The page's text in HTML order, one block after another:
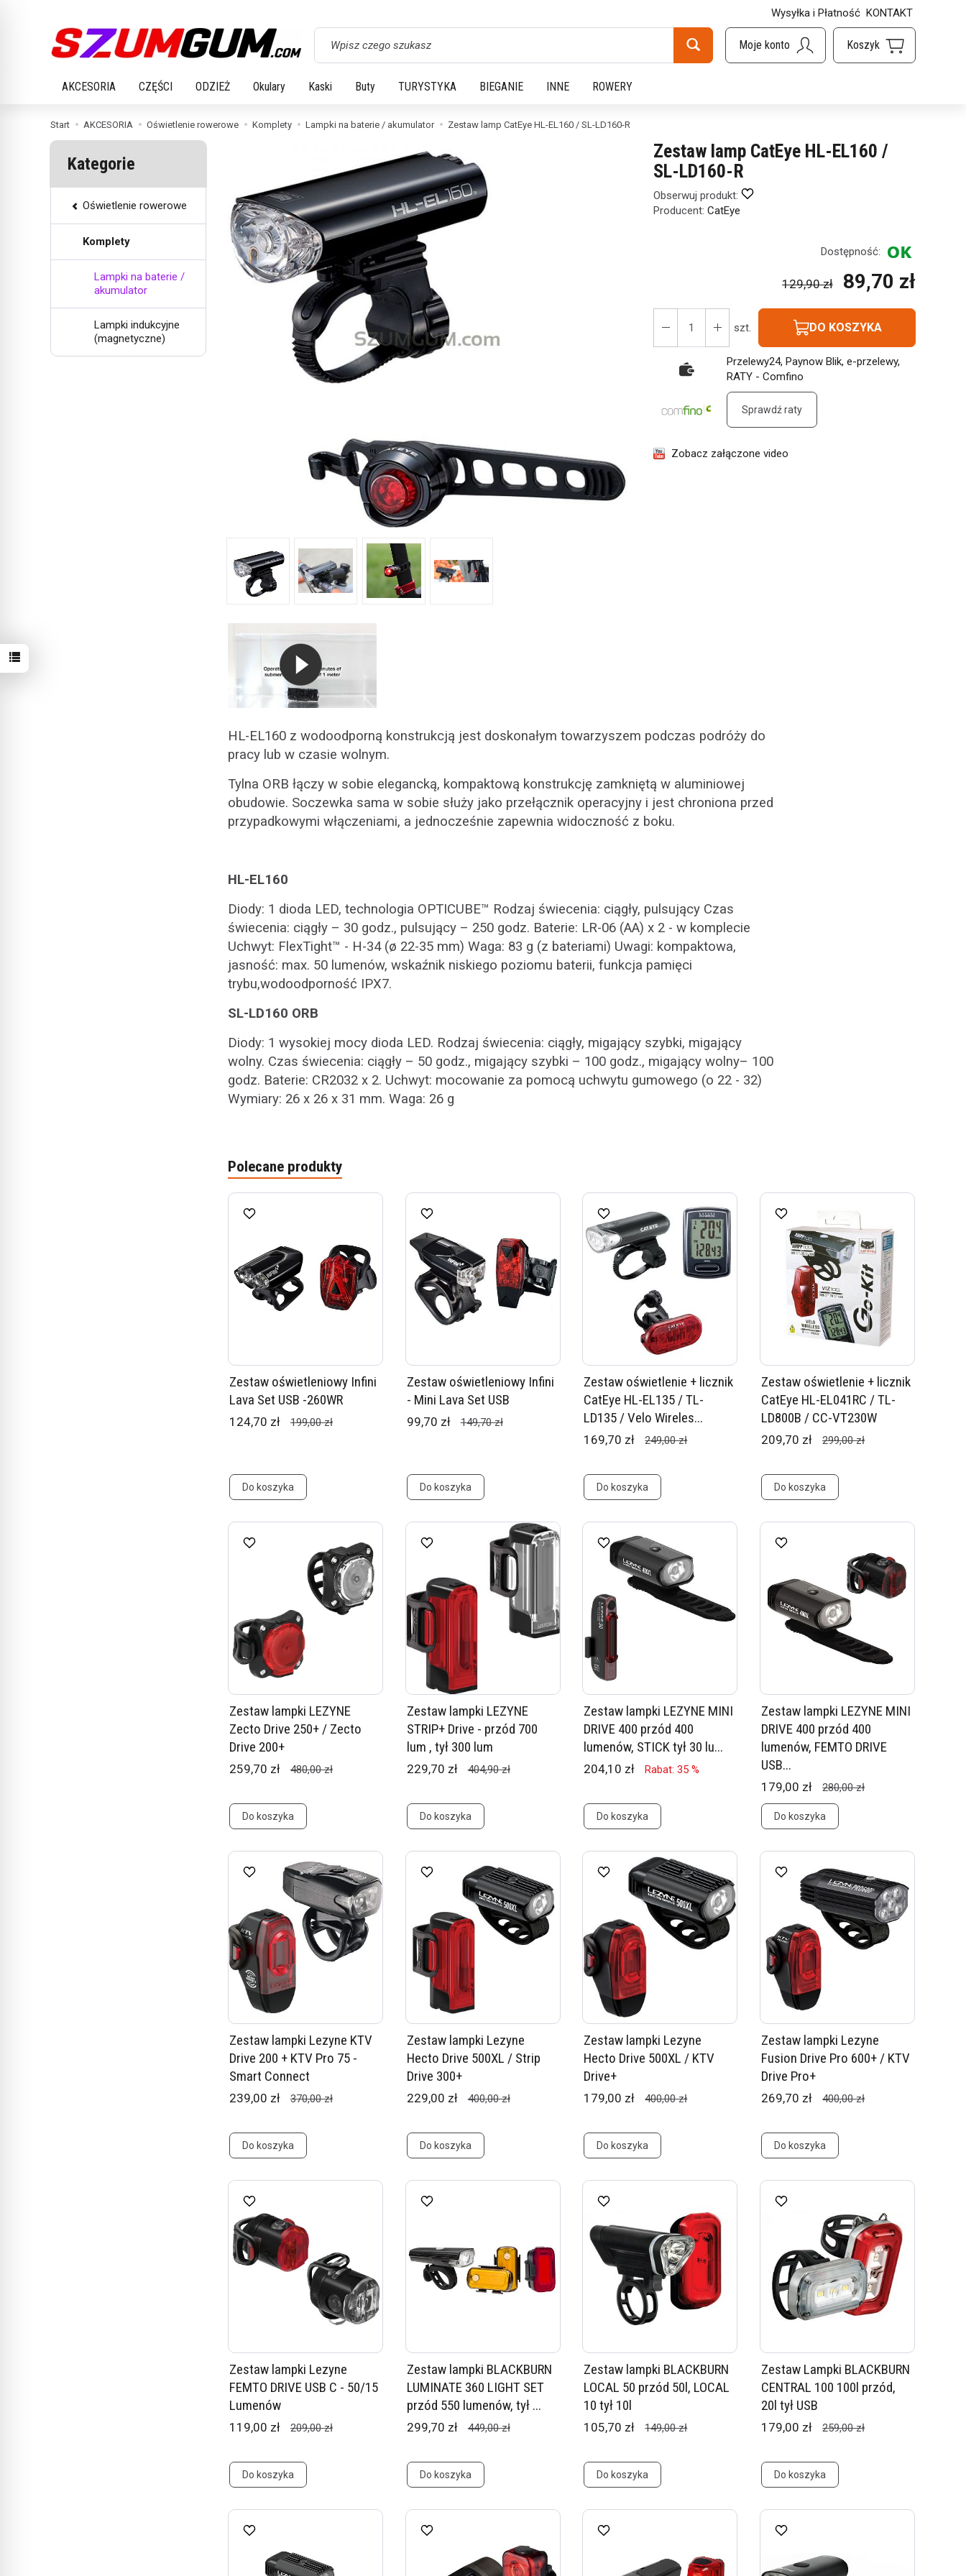
Wysyłka i Płatność KONTAKT
Wyszukaj
AKCESORIA CZĘŚCI ODZIEŻ Okulary Kaski Buty TURYSTYKA BIEGANIE INNE ROWERY
Start AKCESORIA Oświetlenie rowerowe Komplety Lampki na baterie / akumulator Zestaw lamp CatEye HL-EL160 / SL-LD160-R
Zestaw lamp CatEye HL-EL160 /
SL-LD160-R
Obserwuj produkt:
Producent: CatEye
Dostępność:
129,90 zł 89,70 zł
szt. DO KOSZYKA
Przelewy24, Paynow Blik, e-przelewy,
RATY - Comfino
Sprawdź raty
Zobacz załączone video
HL-EL160 z wodoodporną konstrukcją jest doskonałym towarzyszem podczas podróży do
pracy lub w czasie wolnym.
Tylna ORB łączy w sobie elegancką, kompaktową konstrukcję zamkniętą w aluminiowej
obudowie. Soczewka sama w sobie służy jako przełącznik operacyjny i jest chroniona przed
przypadkowymi włączeniami, a jednocześnie zapewnia widoczność z boku.
HL-EL160
Diody: 1 dioda LED, technologia OPTICUBE™ Rodzaj świecenia: ciągły, pulsujący Czas
świecenia: ciągły – 30 godz., pulsujący – 250 godz. Baterie: LR-06 (AA) x 2 - w komplecie
Uchwyt: FlexTight™ - H-34 (ø 22-35 mm) Waga: 83 g (z bateriami) Uwagi: kompaktowa,
jasność: max. 50 lumenów, wskaźnik niskiego poziomu baterii, funkcja pamięci
trybu,wodoodporność IPX7.
SL-LD160 ORB
Diody: 1 wysokiej mocy dioda LED. Rodzaj świecenia: ciągły, migający szybki, migający
wolny. Czas świecenia: ciągły – 50 godz., migający szybki – 100 godz., migający wolny– 100
godz. Baterie: CR2032 x 2. Uchwyt: mocowanie za pomocą uchwytu gumowego (o 22 - 32)
Wymiary: 26 x 26 x 31 mm. Waga: 26 g
Polecane produkty
Zestaw oświetleniowy Infini
Lava Set USB -260WR
124,70 zł 199,00 zł
Do koszyka
Zestaw oświetleniowy Infini
- Mini Lava Set USB
99,70 zł 149,70 zł
Do koszyka
Zestaw oświetlenie + licznik
CatEye HL-EL135 / TL-
LD135 / Velo Wireles...
169,70 zł 249,00 zł
Do koszyka
Zestaw oświetlenie + licznik
CatEye HL-EL041RC / TL-
LD800B / CC-VT230W
209,70 zł 299,00 zł
Do koszyka
Zestaw lampki LEZYNE
Zecto Drive 250+ / Zecto
Drive 200+
259,70 zł 480,00 zł
Do koszyka
Zestaw lampki LEZYNE
STRIP+ Drive - przód 700
lum , tył 300 lum
229,70 zł 404,90 zł
Do koszyka
Zestaw lampki LEZYNE MINI
DRIVE 400 przód 400
lumenów, STICK tył 30 lu...
204,10 zł Rabat: 35 %
Do koszyka
Zestaw lampki LEZYNE MINI
DRIVE 400 przód 400
lumenów, FEMTO DRIVE
USB...
179,00 zł 280,00 zł
Do koszyka
Zestaw lampki Lezyne KTV
Drive 200 + KTV Pro 75 -
Smart Connect
239,00 zł 370,00 zł
Do koszyka
Zestaw lampki Lezyne
Hecto Drive 500XL / Strip
Drive 300+
229,00 zł 400,00 zł
Do koszyka
Zestaw lampki Lezyne
Hecto Drive 500XL / KTV
Drive+
179,00 zł 400,00 zł
Do koszyka
Zestaw lampki Lezyne
Fusion Drive Pro 600+ / KTV
Drive Pro+
269,70 zł 400,00 zł
Do koszyka
Zestaw lampki Lezyne
FEMTO DRIVE USB C - 50/15
Lumenów
119,00 zł 209,00 zł
Do koszyka
Zestaw lampki BLACKBURN
LUMINATE 360 LIGHT SET
przód 550 lumenów, tył ...
299,70 zł 449,00 zł
Do koszyka
Zestaw lampki BLACKBURN
LOCAL 50 przód 50l, LOCAL
10 tył 10l
105,70 zł 149,00 zł
Do koszyka
Zestaw Lampki BLACKBURN
CENTRAL 100 100l przód,
20l tył USB
179,00 zł 259,00 zł
Do koszyka
Kategorie
Oświetlenie rowerowe
Komplety
Lampki na baterie /
akumulator
Lampki indukcyjne
(magnetyczne)